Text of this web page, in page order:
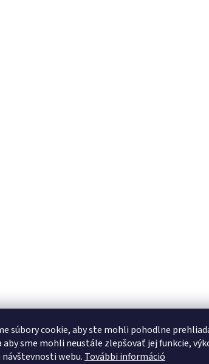
súbory cookie, aby ste mohli pohodlne
aby sme mohli neustále zlepšovať jej funkcie,
webu. További információ